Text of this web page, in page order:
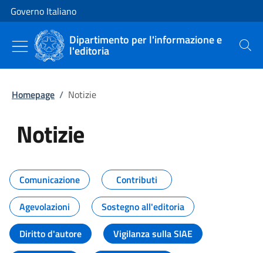
Vai al contenuto
Vai alla navigazione del sito
Governo Italiano
Dipartimento per l'informazione e
l'editoria Cerca
Homepage / Notizie
Notizie
Tutti i contenuti della pagina
Comunicazione
Contributi
Agevolazioni
Sostegno all'editoria
Diritto d'autore
Vigilanza sulla SIAE